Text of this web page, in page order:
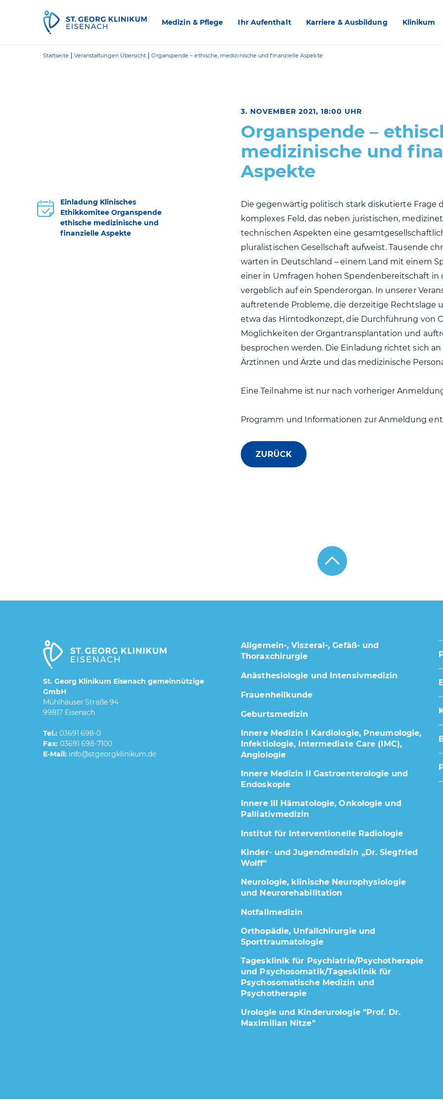
Medizin & Pflege Ihr Aufenthalt Karriere & Ausbildung Klinikum
Startseite Veranstaltungen Übersicht Organspende – ethische, medizinische und finanzielle Aspekte
3. NOVEMBER 2021, 18:00 UHR
Organspende –
medizinische und
Aspekte
Die gegenwärtig politisch stark diskutierte Frage
komplexes Feld, das neben juristischen,
technischen Aspekten eine
pluralistischen Gesellschaft aufweist. Tausende
warten in Deutschland – einem Land mit einem
einer in Umfragen hohen Spendenbereitschaft in
vergeblich auf ein Spenderorgan. In unserer
auftretende Probleme, die derzeitige Rechtslage
etwa das Hirntodkonzept, die Durchführung von
Möglichkeiten der Organtransplantation und
besprochen werden. Die Einladung richtet sich
Ärztinnen und Ärzte und das medizinische
Eine Teilnahme ist nur nach vorheriger
Programm und Informationen zur Anmeldung
ZURÜCK
Einladung Klinisches
Ethikkomitee Organspende
ethische medizinische und
finanzielle Aspekte
St. Georg Klinikum Eisenach gemeinnützige
GmbH
Mühlhäuser Straße 94
99817 Eisenach
Tel.:03691 698-0
Fax:03691 698-7100
E-Mail:
Allgemein-, Viszeral-, Gefäß- und
Thoraxchirurgie
Anästhesiologie und Intensivmedizin
Frauenheilkunde
Geburtsmedizin
Innere Medizin I Kardiologie, Pneumologie,
Infektiologie, Intermediate Care (IMC),
Angiologie
Innere Medizin II Gastroenterologie und
Endoskopie
Innere III Hämatologie, Onkologie und
Palliativmedizin
Institut für Interventionelle Radiologie
Kinder- und Jugendmedizin „Dr. Siegfried
Wolff“
Neurologie, klinische Neurophysiologie
und Neurorehabilitation
Notfallmedizin
Orthopädie, Unfallchirurgie und
Sporttraumatologie
Tagesklinik für Psychiatrie/Psychotherapie
und Psychosomatik/Tagesklinik für
Psychosomatische Medizin und
Psychotherapie
Urologie und Kinderurologie "Prof. Dr.
Maximilian Nitze"